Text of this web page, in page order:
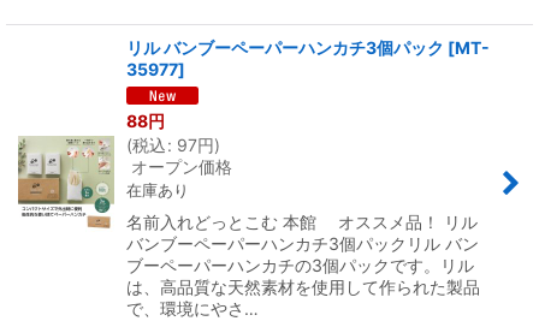
リル バンブーペーパーハンカチ3個パック [MT-
35977]
88円
(税込: 97円)
オープン価格
在庫あり
名前入れどっとこむ 本館 オススメ品！ リル
バンブーペーパーハンカチ3個パックリル バン
ブーペーパーハンカチの3個パックです。リル
は、高品質な天然素材を使用して作られた製品
で、環境にやさ…